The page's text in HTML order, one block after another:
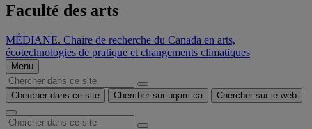
Faculté des arts
MÉDIANE. Chaire de recherche du Canada en arts,
écotechnologies de pratique et changements climatiques
Menu
Chercher dans ce site Chercher sur uqam.ca Chercher sur le web